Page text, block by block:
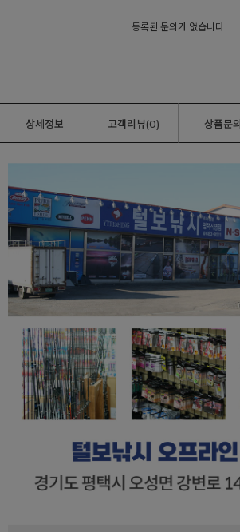
등록된 문의가 없습니다.
상세정보 고객리뷰(0) 상품문의